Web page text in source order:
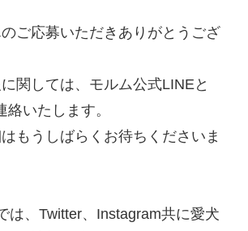
ご応募いただきありがとうござ
関しては、モルム公式LINEと
いたします。
もうしばらくお待ちくださいま
は、Twitter、Instagram共に愛犬